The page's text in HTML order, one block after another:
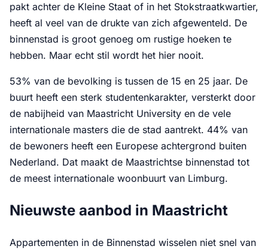
pakt achter de Kleine Staat of in het Stokstraatkwartier,
heeft al veel van de drukte van zich afgewenteld. De
binnenstad is groot genoeg om rustige hoeken te
hebben. Maar echt stil wordt het hier nooit.
53% van de bevolking is tussen de 15 en 25 jaar. De
buurt heeft een sterk studentenkarakter, versterkt door
de nabijheid van Maastricht University en de vele
internationale masters die de stad aantrekt. 44% van
de bewoners heeft een Europese achtergrond buiten
Nederland. Dat maakt de Maastrichtse binnenstad tot
de meest internationale woonbuurt van Limburg.
Nieuwste aanbod in Maastricht
Appartementen in de Binnenstad wisselen niet snel van